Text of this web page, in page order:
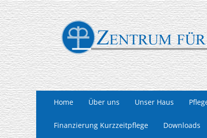
Zentrum für
Göttingen
Primäres
Inhalt
Home Über uns Unser Haus
Finanzierung Kurzzeitpflege Downloads